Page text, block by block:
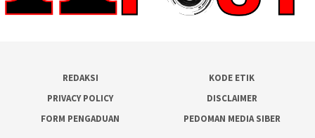
REDAKSI
KODE ETIK
PRIVACY POLICY
DISCLAIMER
FORM PENGADUAN
PEDOMAN MEDIA SIBER